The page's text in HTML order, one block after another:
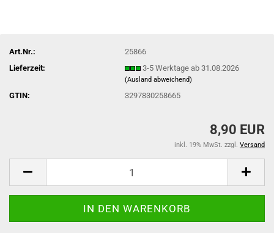
Art.Nr.:
25866
Lieferzeit:
3-5 Werktage ab 31.08.2026
(Ausland abweichend)
GTIN: 3297830258665
8,90 EUR
inkl. 19% MwSt. zzgl. Versand